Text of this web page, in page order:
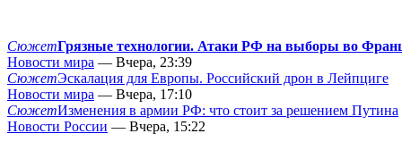
СюжетГрязные технологии. Атаки РФ на выборы во
Новости мира — Вчера, 23:39
СюжетЭскалация для Европы. Российский дрон в Лейпциге
Новости мира — Вчера, 17:10
СюжетИзменения в армии РФ: что стоит за решением Путина
Новости России — Вчера, 15:22